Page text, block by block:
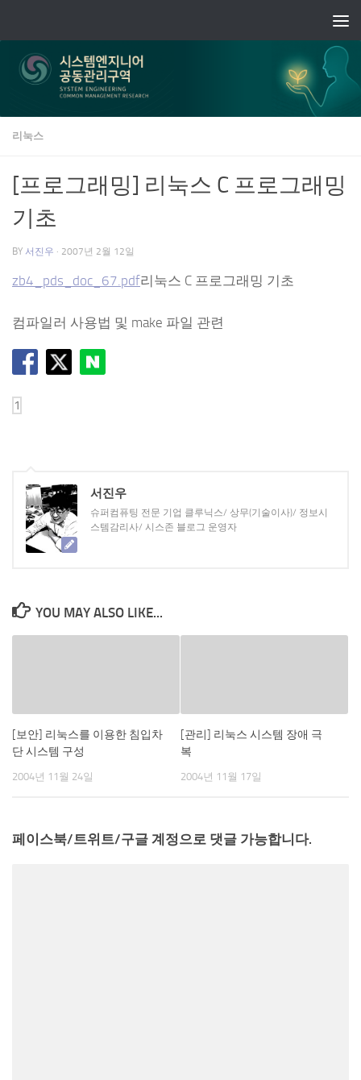
리눅스
[프로그래밍] 리눅스 C 프로그래밍
기초
BY 서진우 · 2007년 2월 12일
zb4_pds_doc_67.pdf리눅스 C 프로그래밍 기초
컴파일러 사용법 및 make 파일 관련
서진우
슈퍼컴퓨팅 전문 기업 클루닉스/ 상무(기술이사)/ 정보시
스템감리사/ 시스존 블로그 운영자
YOU MAY ALSO LIKE...
[보안] 리눅스를 이용한 침입차
단 시스템 구성
2004년 11월 24일
[관리] 리눅스 시스템 장애 극
복
2004년 11월 17일
페이스북/트위트/구글 계정으로 댓글 가능합니다.